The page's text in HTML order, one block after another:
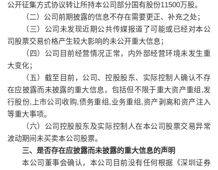
公开征集方式协议转让所持本公司部分国有股份11500万股。
（二）公司前期披露的信息不存在需要更正、补充之处；
（三）公司未发现近期公共传媒报道了可能或已经对本公
司股票交易价格产生较大影响的未公开重大信息；
（四）公司目前经营情况正常，内外部经营环境未发生重
大变化；
（五）截至目前，公司、控股股东、实际控制人确认不存
在应披露而未披露的重大信息，包括但不限于重大资产重组,发
行股份,上市公司收购,债务重组,业务重组,资产剥离和资产注入
等重大事项。
（六）公司控股股东及实际控制人在本公司股票交易异常
波动期间未买卖本公司股票。
三、是否存在应披露而未披露的重大信息的声明
本公司董事会确认，本公司目前没有任何根据《深圳证券